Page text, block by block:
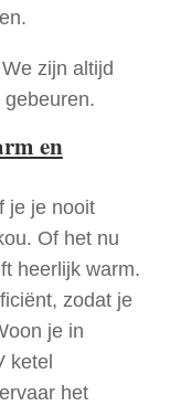
zijn altijd
en
je je nooit
Of het nu
heerlijk warm.
zodat je
je in
ketel
het